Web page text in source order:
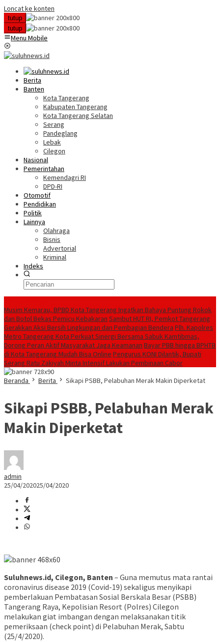
Loncat ke konten
tutup
tutup
Menu Mobile
Berita
Banten
Kota Tangerang
Kabupaten Tangerang
Kota Tangerang Selatan
Serang
Pandeglang
Lebak
Cilegon
Nasional
Pemerintahan
Kemendagri RI
DPD-RI
Otomotif
Pendidikan
Politik
Lainnya
Olahraga
Bisnis
Advertorial
Kriminal
Indeks
Musim Kemarau, BPBD Kota Tangerang Ingatkan Bahaya Puntung Rokok
dan Botol Bekas Pemicu Kebakaran Sambut HUT RI, Pemkot Tangerang
Gerakkan Aksi Bersih Lingkungan dan Pembagian Bendera Plh. Kapolres
Metro Tangerang Kota Perkuat Sinergi Bersama Sabuk Kamtibmas,
Dorong Peran Aktif Masyarakat Jaga Keamanan Bayar PBB hingga BPHTB
di Kota Tangerang Mudah Bisa Online Pengurus KONI Dilantik, Bupati
Serang Ratu Zakiyah Minta Intensif Lakukan Pembinaan Cabor
Beranda
Berita Sikapi PSBB, Pelabuhan Merak Makin Diperketat
Sikapi PSBB, Pelabuhan Merak
Makin Diperketat
admin
25/04/202025/04/2020
Suluhnews.id, Cilegon, Banten – Guna memutus mata rantai
coronavirus disease 2019 (Covid-19) sekaligus menyikapi
pemberlakuan Pembatasan Sosial Berskala Besar (PSBB)
Tangerang Raya, Kepolisian Resort (Polres) Cilegon
melakukan giat imbangan dengan melaksanakan titik
pemeriksaan (check point) di Pelabuhan Merak, Sabtu
(25/4/2020).